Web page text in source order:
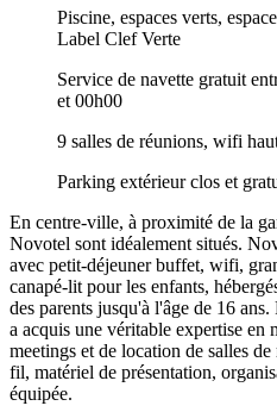
Piscine, espaces verts,
Label Clef Verte
Service de navette gratuit
et 00h00
9 salles de réunions, wifi
Parking extérieur clos et
En centre-ville, à proximité de la
Novotel sont idéalement situés.
avec petit-déjeuner buffet, wifi,
canapé-lit pour les enfants,
des parents jusqu'à l'âge de 16
a acquis une véritable expertise en
meetings et de location de salles
fil, matériel de présentation,
équipée.